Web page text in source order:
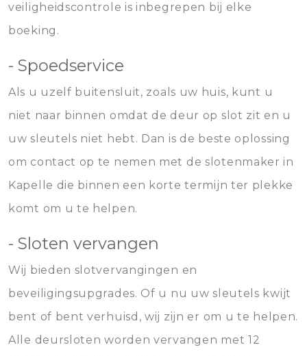
veiligheidscontrole is inbegrepen bij elke
boeking.
- Spoedservice
Als u uzelf buitensluit, zoals uw huis, kunt u
niet naar binnen omdat de deur op slot zit en u
uw sleutels niet hebt. Dan is de beste oplossing
om contact op te nemen met de slotenmaker in
Kapelle die binnen een korte termijn ter plekke
komt om u te helpen.
- Sloten vervangen
Wij bieden slotvervangingen en
beveiligingsupgrades. Of u nu uw sleutels kwijt
bent of bent verhuisd, wij zijn er om u te helpen.
Alle deursloten worden vervangen met 12